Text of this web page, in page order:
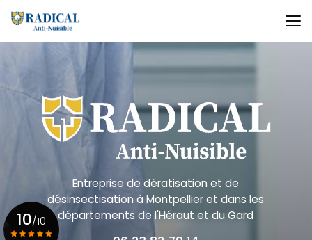
au
contenu
principal
Entreprise de dératisation et de
désinsectisationà Montpellier et dans les
départements de l'Héraut et du Gard
10/10